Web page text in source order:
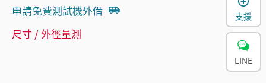
申請免費測試機外借
尺寸 / 外徑量測
支援
LINE